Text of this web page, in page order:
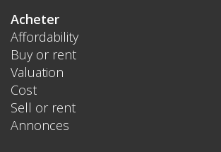
Acheter
Affordability
Buy or rent
Valuation
Cost
Sell or rent
Annonces